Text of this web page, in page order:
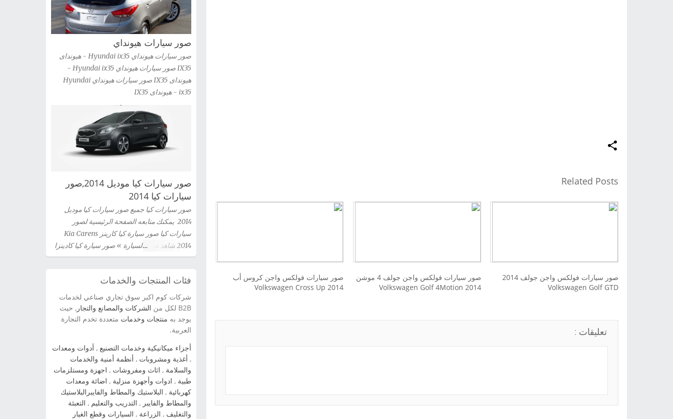
Related Posts
صور سيارات فولكس واجن جولف 2014
Volkswagen Golf GTD
صور سيارات فولكس واجن جولف 4 موشن
2014 Volkswagen Golf 4Motion
صور سيارات فولكس واجن كروس أب
2014 Volkswagen Cross Up
تعليقات :
صور سيارات هيونداي
صور سيارات هيونداي Hyundai ix35 - هيونداى
IX35 صور سيارات هيونداي Hyundai ix35 -
هيونداى IX35 صور سيارات هيونداي Hyundai
ix35 - هيونداى IX35
صور سيارات كيا موديل 2014,صور
سيارات كيا 2014
صور سيارات كيا جميع صور سيارات كيا موديل
2014 يمكنك متابعه الصفحة الرئيسية لصور
سيارات كيا صور سيارة كيا كارينز Kia Carens
2014 شاهد صور السيارة » صور سيارة كيا كادينزا
Kia Cadenza 2014 شاهد صور السيارة » صور
شاهد صور السيارة » صور سيارة كيا اوبتيما Kia
Optima 2014 شاهد صور السيارة » سيارة كيا
سورينتو Kia Sorento 2014 شاهد صور السيارة »
cerato شاهد صور السيارة » صور سياراة سبورتاج
2014 شاهد صور السيارة » صور سيارات كيا اوبتيما
2014 شاهد صور السيارة » صور سيارات كيا سول
2014 شاهد صور السيارة » صور سيارات كيا بيكانتو
2014 شاهد صور السيارة » صور سيارات كيا
سيراتو 2014 شاهد صور السيارة » صورة سيارة
فئات المنتجات والخدمات
شركات كوم اكبر سوق تجاري صناعي لخدمات
B2B لكل من
الشركات والمصانع والتجار , حيث
يوجد به منتجات وخدمات متعددة تخدم التجارة
العربية.
أجزاء ميكانيكية وخدمات التصنيع , أدوات ومعدات
, أغذية ومشروبات , أنظمة أمنية والخدمات
والسلامة , اثاث ومفروشات , اجهزة ومستلزمات
طبية , ادوات وأجهزة منزلية , اضائة ومعدات
كهربائية , البلاستيك والمطاط والفايبرالبلاستيك
والمطاط والفايبر , التدريب والتعليم , التعبئة
والتغليف , الزراعة , السيارات وقطع الغيار